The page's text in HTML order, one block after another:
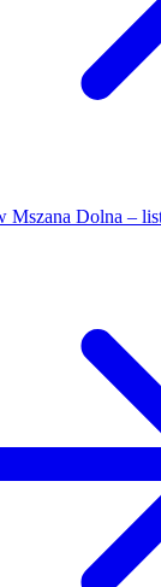
Mszana Dolna –